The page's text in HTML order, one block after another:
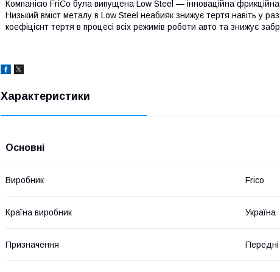
Компанією FriCo була випущена Low Steel — інноваційна фрикційна
Низький вміст металу в Low Steel неабияк знижує тертя навіть у
коефіцієнт тертя в процесі всіх режимів роботи авто та знижує
Характеристики
Основні
Виробник Frico
Країна виробник Україна
Призначення